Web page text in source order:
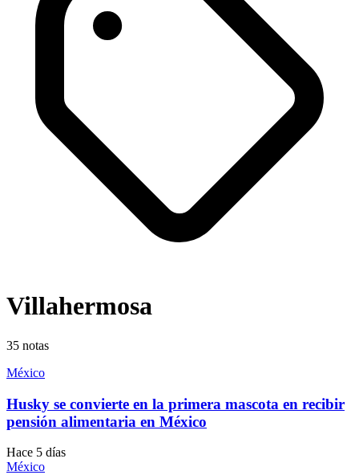
Villahermosa
35 notas
México
Husky se convierte en la primera mascota en recibir
pensión alimentaria en México
Hace 5 días
México